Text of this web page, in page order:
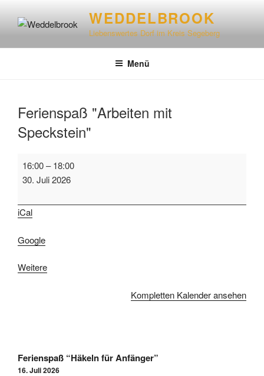
WEDDELBROOK
Liebenswertes Dorf im Kreis Segeberg
Menü
Ferienspaß "Arbeiten mit
Speckstein"
16:00–18:00
30. Juli 2026
iCal
Google
Weitere
Kompletten Kalender ansehen
Ferienspaß “Häkeln für Anfänger”
16. Juli 2026